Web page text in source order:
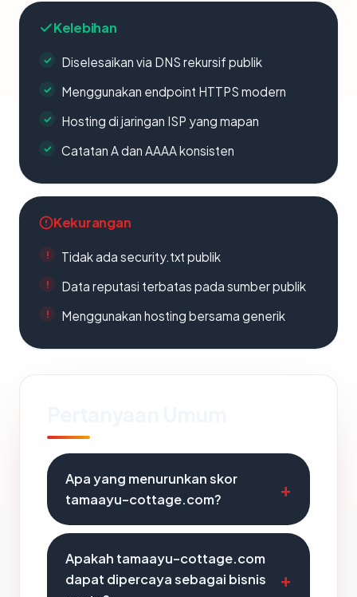
Kelebihan
Diselesaikan via DNS rekursif publik
Menggunakan endpoint HTTPS modern
Hosting di jaringan ISP yang mapan
Catatan A dan AAAA konsisten
Kekurangan
Tidak ada security.txt publik
Data reputasi terbatas pada sumber publik
Menggunakan hosting bersama generik
Apa yang menurunkan skor
tamaayu-cottage.com?
Apakah tamaayu-cottage.com
dapat dipercaya sebagai bisnis